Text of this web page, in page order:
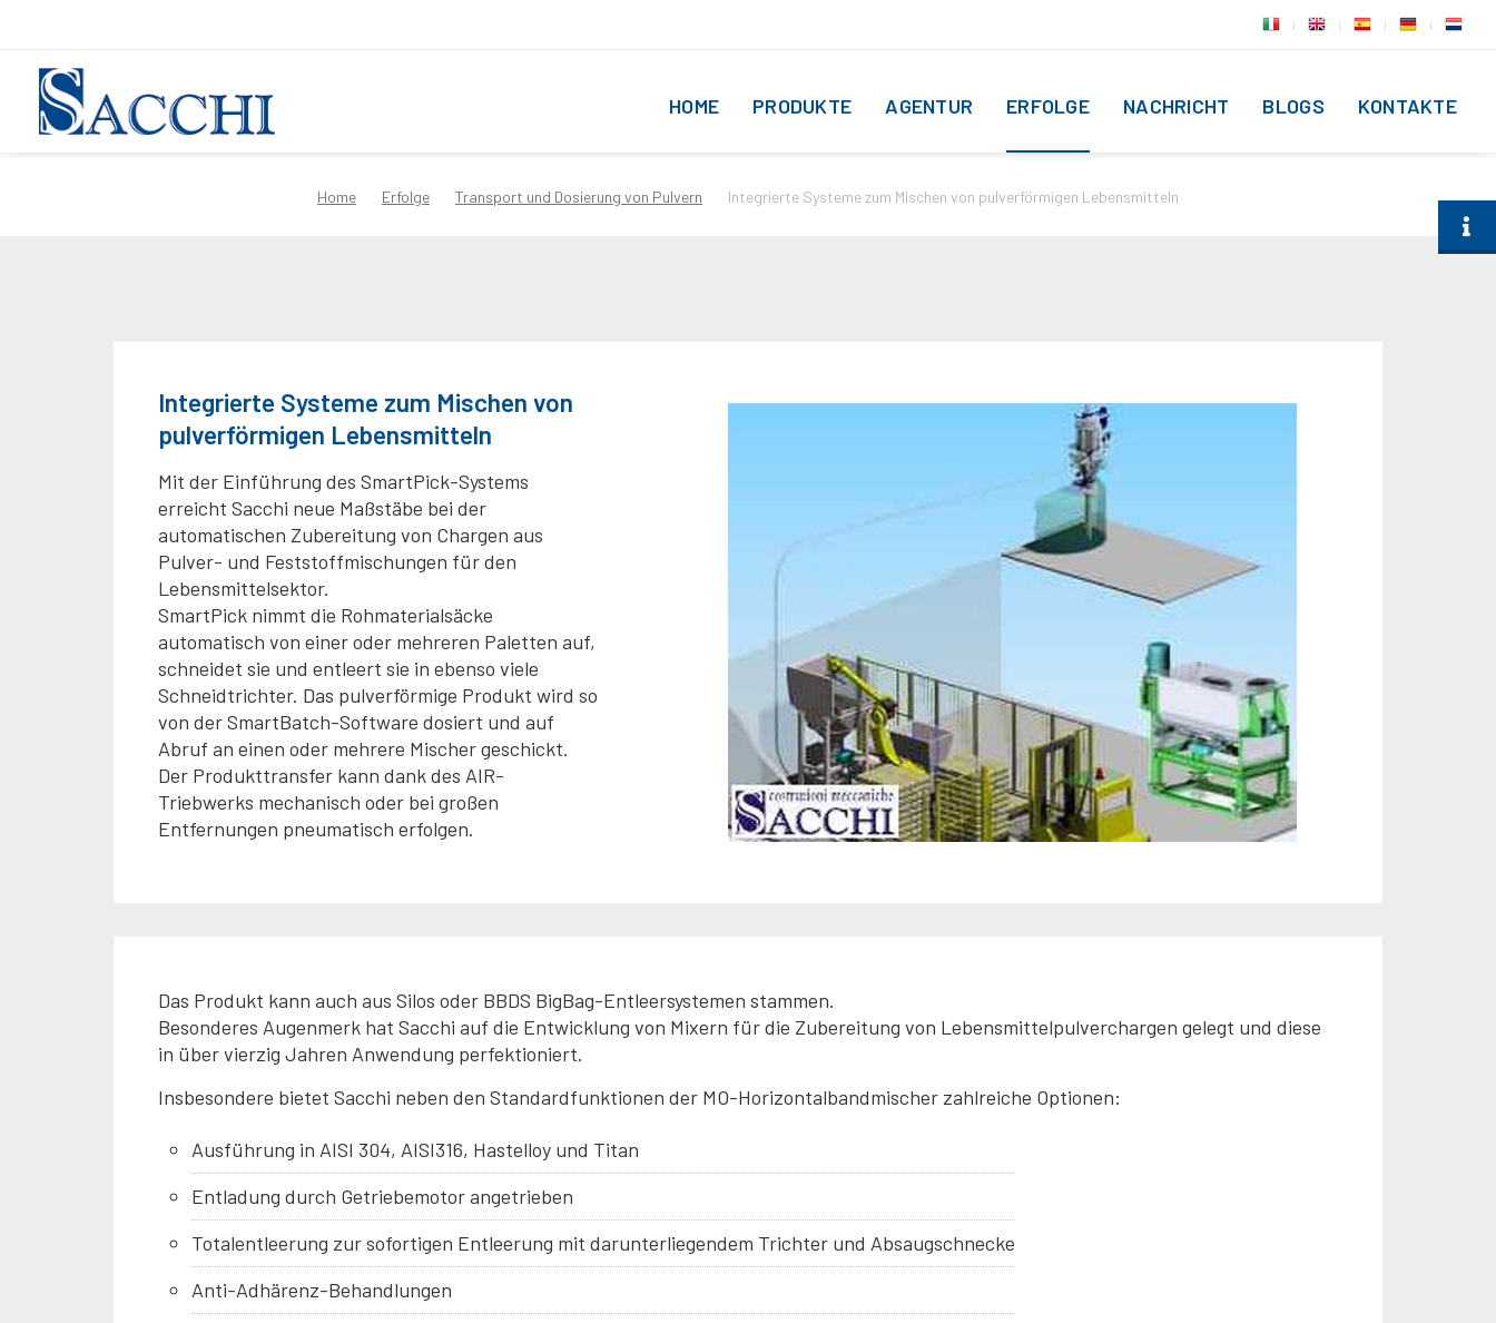
HOME PRODUKTE AGENTUR ERFOLGE NACHRICHT BLOGS KONTAKTE
Home Erfolge Transport und Dosierung von Pulvern Integrierte Systeme zum Mischen von pulverförmigen Lebensmitteln
Integrierte Systeme zum Mischen von
pulverförmigen Lebensmitteln
Mit der Einführung des SmartPick-Systems
erreicht Sacchi neue Maßstäbe bei der
automatischen Zubereitung von Chargen aus
Pulver- und Feststoffmischungen für den
Lebensmittelsektor.
SmartPick nimmt die Rohmaterialsäcke
automatisch von einer oder mehreren Paletten auf,
schneidet sie und entleert sie in ebenso viele
Schneidtrichter. Das pulverförmige Produkt wird so
von der SmartBatch-Software dosiert und auf
Abruf an einen oder mehrere Mischer geschickt.
Der Produkttransfer kann dank des AIR-
Triebwerks mechanisch oder bei großen
Entfernungen pneumatisch erfolgen.
Das Produkt kann auch aus Silos oder BBDS BigBag-Entleersystemen stammen.
Besonderes Augenmerk hat Sacchi auf die Entwicklung von Mixern für die Zubereitung von Lebensmittelpulverchargen gelegt und diese
in über vierzig Jahren Anwendung perfektioniert.
Insbesondere bietet Sacchi neben den Standardfunktionen der MO-Horizontalbandmischer zahlreiche Optionen:
Ausführung in AISI 304, AISI316, Hastelloy und Titan
Entladung durch Getriebemotor angetrieben
Totalentleerung zur sofortigen Entleerung mit darunterliegendem Trichter und Absaugschnecke
Anti-Adhärenz-Behandlungen